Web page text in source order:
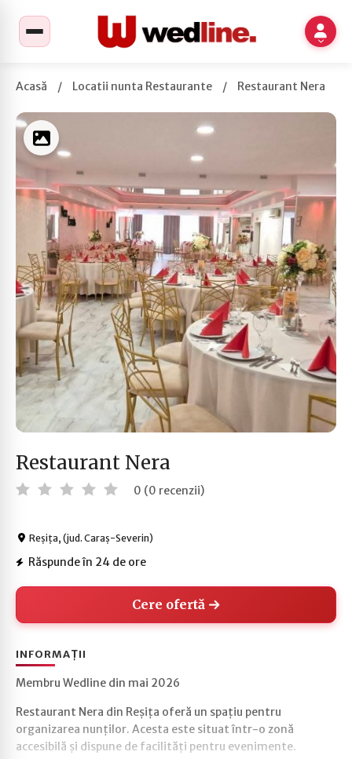
Acasă / Locatii nunta Restaurante / Restaurant Nera
Restaurant Nera
0 (0 recenzii)
Reșița, (jud. Caraș-Severin)
Răspunde în 24 de ore
Cere ofertă
INFORMAȚII
Membru Wedline din mai 2026
Restaurant Nera din Reșița oferă un spațiu pentru
organizarea nunților. Acesta este situat într-o zonă
accesibilă și dispune de facilități pentru evenimente.